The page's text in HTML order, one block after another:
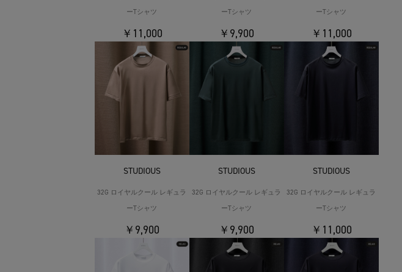
ーTシャツ
￥11,000
ーTシャツ
￥9,900
ーTシャツ
￥11,000
STUDIOUS
32G ロイヤルクール レギュラ
ーTシャツ
￥9,900
STUDIOUS
32G ロイヤルクール レギュラ
ーTシャツ
￥9,900
STUDIOUS
32G ロイヤルクール レギュラ
ーTシャツ
￥11,000